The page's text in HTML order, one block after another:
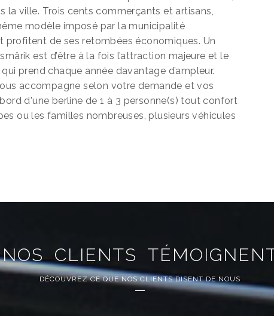
la ville. Trois cents commerçants et artisans,
modèle imposé par la municipalité
de ses retombées économiques. Un
est d’être à la fois l’attraction majeure et le
prend chaque année davantage d’ampleur.
accompagne selon votre demande et vos
d'une berline de 1 à 3 personne(s) tout confort
ou les familles nombreuses, plusieurs véhicules
NOS CLIENTS
DÉCOUVREZ CE QUE NOS CLIENTS DISENT DE NOUS